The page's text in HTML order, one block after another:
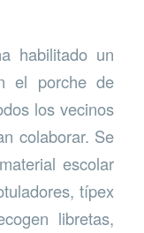
habilitado un
el porche de
los vecinos
colaborar. Se
escolar
típex
libretas,